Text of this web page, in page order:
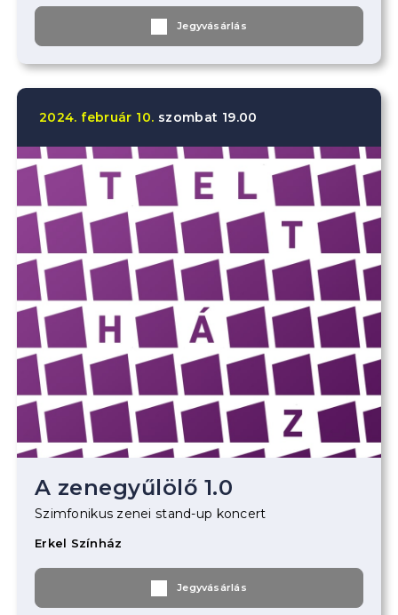
Jegyvásárlás
2024. február 10. szombat 19.00
A zenegyűlölő 1.0
Szimfonikus zenei stand-up koncert
Erkel Színház
Jegyvásárlás